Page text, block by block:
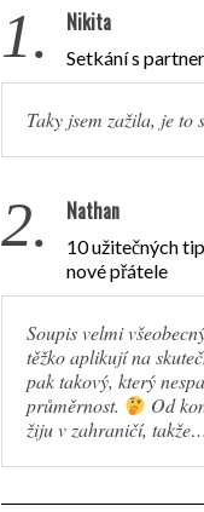
1. Nikita
Setkání s
Taky jsem zažila, je to
2. Nathan
10 užitečných
nové přátele
Soupis velmi
těžko aplikují na
pak takový, který
průměrnost.
Od
žiju v zahraničí, takže…